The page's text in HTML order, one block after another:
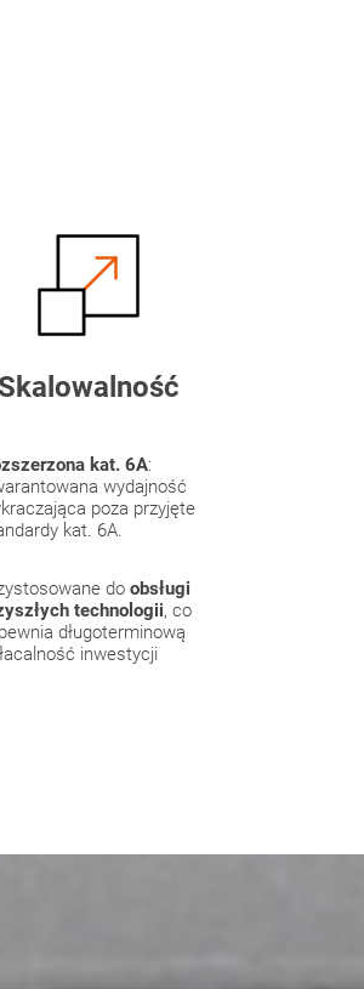
Skalowalność
kat. 6A:
wydajność
poza przyjęte
kat. 6A.
do obsługi
technologii, co
długoterminową
inwestycji